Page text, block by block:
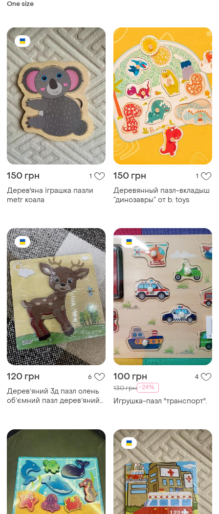
One size
150 грн 1
Дерев'яна іграшка пазли
metr коала
150 грн 1
Деревянный пазл-вкладыш
“динозавры” от b. toys
120 грн 6
Деревʼяний 3д пазл олень
обʼємний пазл деревʼяний
100 грн 4
130 грн -24%
Игрушка-пазл "транспорт".